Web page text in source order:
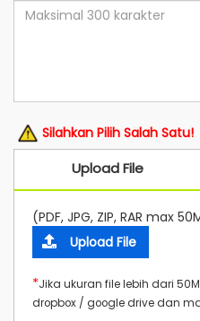
Silahkan Pilih Salah Satu!
Upload File
(PDF, JPG, ZIP, RAR max
Upload File
*Jika ukuran file lebih dari
dropbox / google drive dan